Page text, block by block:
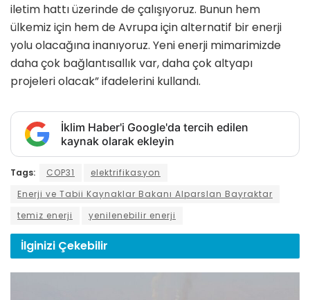
iletim hattı üzerinde de çalışıyoruz. Bunun hem
ülkemiz için hem de Avrupa için alternatif bir enerji
yolu olacağına inanıyoruz. Yeni enerji mimarimizde
daha çok bağlantısallık var, daha çok altyapı
projeleri olacak” ifadelerini kullandı.
İklim Haber'i Google'da tercih edilen
kaynak olarak ekleyin
Tags: COP31
elektrifikasyon
Enerji ve Tabii Kaynaklar Bakanı Alparslan Bayraktar
temiz enerji
yenilenebilir enerji
İlginizi Çekebilir